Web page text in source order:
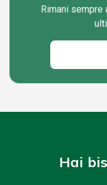
Rimani
Hai